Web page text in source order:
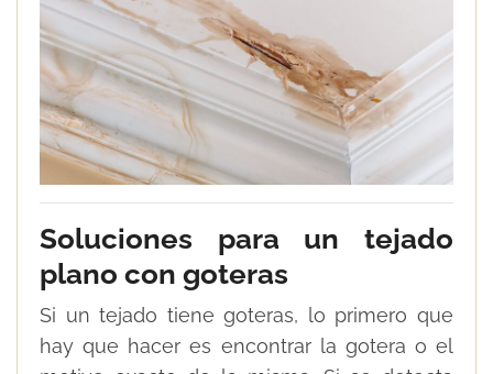
Soluciones para un tejado
plano con goteras
Si un tejado tiene goteras, lo primero que
hay que hacer es encontrar la gotera o el